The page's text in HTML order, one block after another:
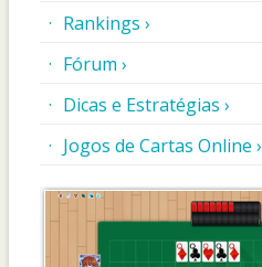
Rankings ›
Fórum ›
Dicas e Estratégias ›
Jogos de Cartas Online ›